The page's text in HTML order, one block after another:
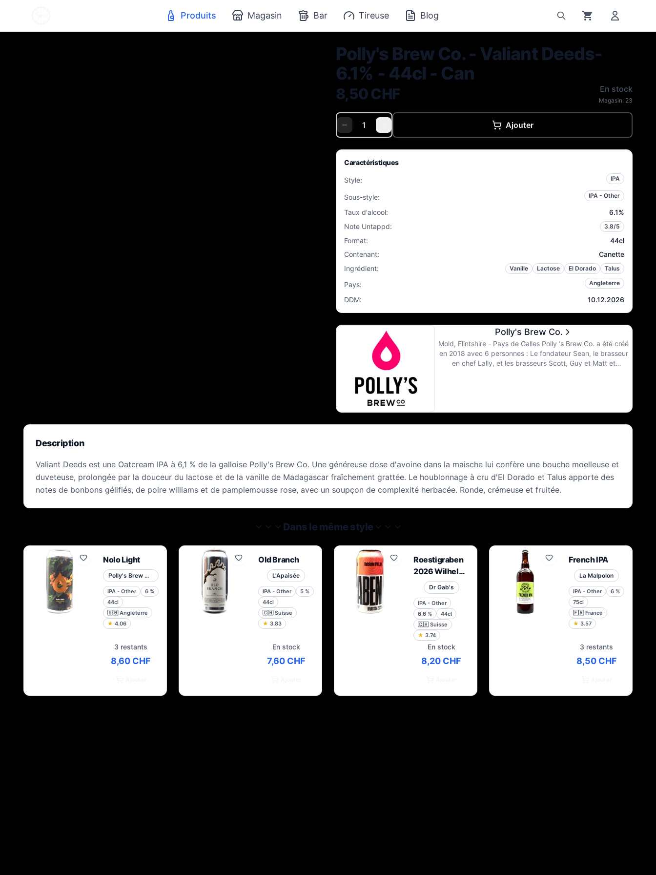
Produits Magasin Bar Tireuse Blog
Polly's Brew Co. - Valiant Deeds-
6.1% - 44cl - Can
8,50 CHF En stock
Magasin: 23
Ajouter
Caractéristiques
Style: IPA
Sous-style: IPA - Other
Taux d'alcool: 6.1%
Note Untappd: 3.8/5
Format:
44cl
Contenant:
Canette
Ingrédient: Vanille Lactose El Dorado Talus
Pays: Angleterre
DDM: 10.12.2026
Polly's Brew Co.
Mold, Flintshire - Pays de Galles Polly ‘s Brew Co. a été créé
en 2018 avec 6 personnes : Le fondateur Sean, le brasseur
en chef Lally, et les brasseurs Scott, Guy et Matt et
Description
Valiant Deeds est une Oatcream IPA à 6,1 % de la galloise Polly's Brew Co. Une généreuse dose d'avoine dans la maische lui confère une bouche moelleuse et
duveteuse, prolongée par la douceur du lactose et de la vanille de Madagascar fraîchement grattée. Le houblonnage à cru d'El Dorado et Talus apporte des
notes de bonbons gélifiés, de poire williams et de pamplemousse rose, avec un soupçon de complexité herbacée. Ronde, crémeuse et fruitée.
Dans le même style
Nolo Light
Polly's Brew Co.
IPA - Other 6 %
44cl
🇬🇧 Angleterre
★ 4.06
3 restants
8,60 CHF
Old Branch
L'Apaisée
IPA - Other 5 %
44cl
🇨🇭 Suisse
★ 3.83
En stock
7,60 CHF
Roestigraben
2026 Wilhelm
Tell Edition
Dr Gab's
IPA - Other
6.6 %
44cl
🇨🇭 Suisse
★ 3.74
En stock
8,20 CHF
French IPA
La Malpolon
IPA - Other 6 %
75cl
🇫🇷 France
★ 3.57
3 restants
8,50 CHF